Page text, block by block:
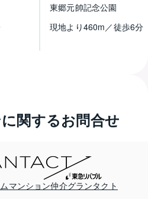
東郷元帥記念公園
現地より460m／徒歩6分
関するお問合せ
マンション仲介グランタクト